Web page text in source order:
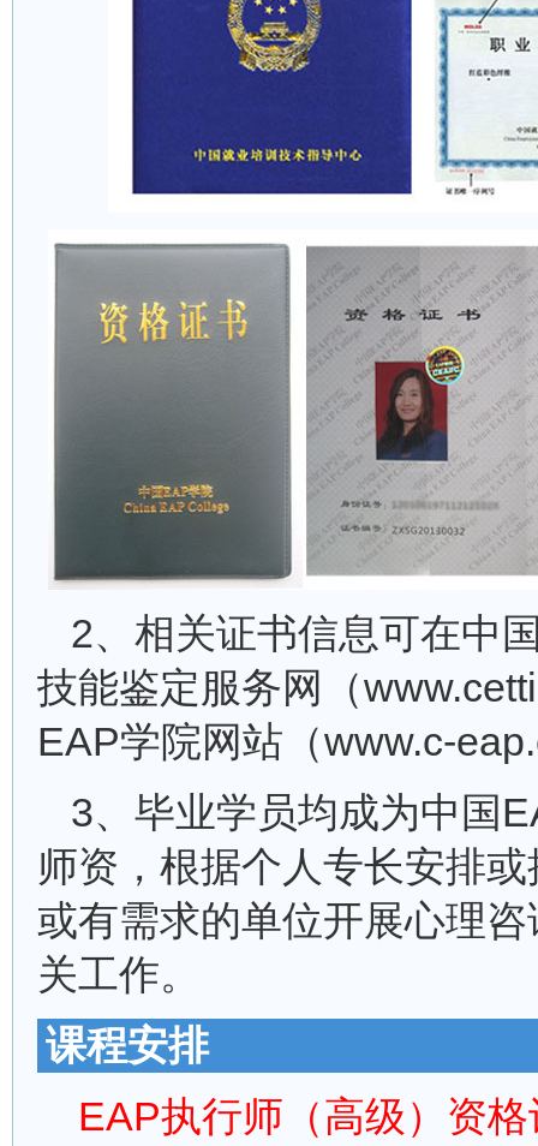
2、相关证书信息可在中
技能鉴定服务网（
EAP学院网站（www.c-
3、毕业学员均成为中国
师资，根据个人专长安排
或有需求的单位开展心理
关工作。
课程安排
EAP执行师（高级）资